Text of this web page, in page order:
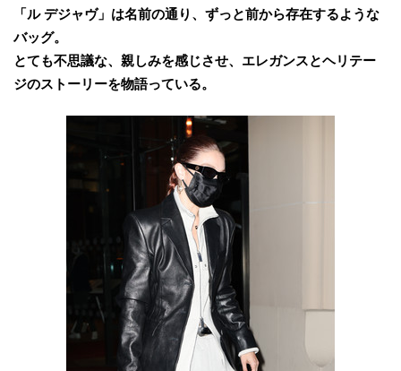
「ル デジャヴ」は名前の通り、ずっと前から存在するような
バッグ。
とても不思議な、親しみを感じさせ、エレガンスとヘリテー
ジのストーリーを物語っている。